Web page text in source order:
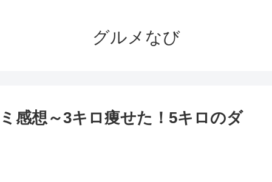
グルメなび
感想～3キロ痩せた！5キロのダ